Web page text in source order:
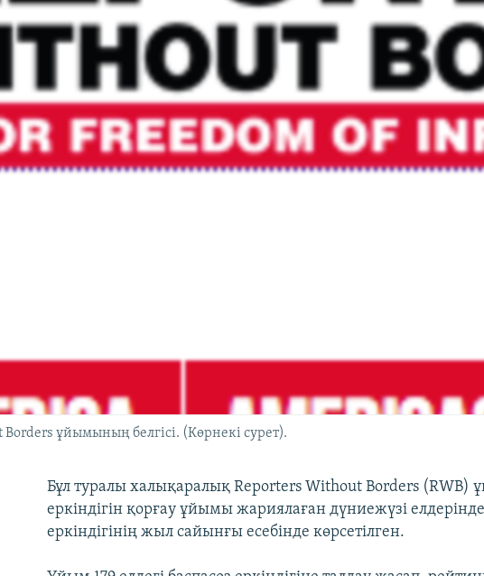
ұйымының белгісі. (Көрнекі сурет).
Бұл туралы халықаралық Reporters Without Borders (RWB)
еркіндігін қорғау ұйымы жариялаған дүниежүзі
еркіндігінің жыл сайынғы есебінде көрсетілген.